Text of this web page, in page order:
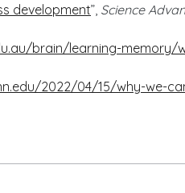
development”, Science
brain/learning-memory/
2022/04/15/why-we-